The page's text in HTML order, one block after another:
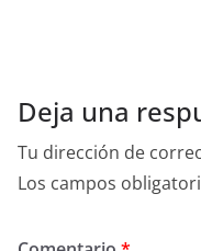
Deja una
Tu dirección de
Los campos